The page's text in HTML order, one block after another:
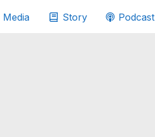
Media Story Podcast